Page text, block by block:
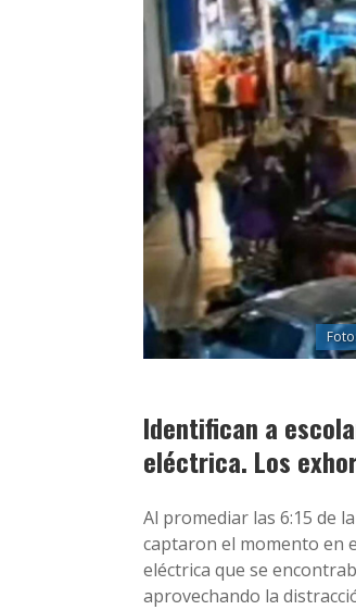
Identifican a
eléctrica. Los
Al promediar las 6:15 de
captaron el momento en
eléctrica que se
aprovechando la